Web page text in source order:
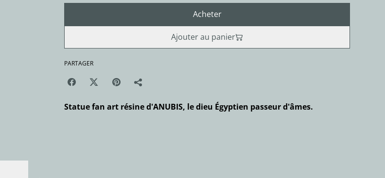
Acheter
Ajouter au panier
PARTAGER
Statue fan art résine d'ANUBIS, le dieu Égyptien passeur d'âmes.